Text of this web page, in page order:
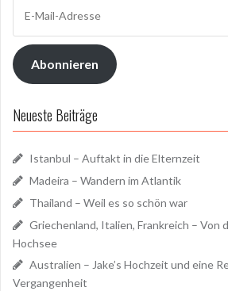
Mail-
Adresse
Abonnieren
Neueste Beiträge
Istanbul – Auftakt in die Elternzeit
Madeira – Wandern im Atlantik
Thailand – Weil es so schön war
Griechenland, Italien, Frankreich – Von
Hochsee
Australien – Jake’s Hochzeit und eine
Vergangenheit